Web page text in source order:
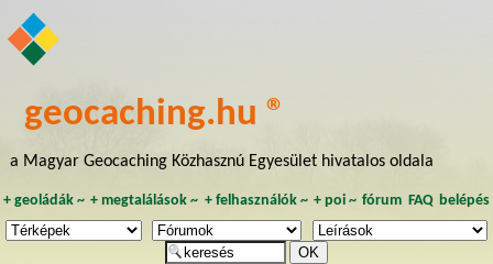
geocaching.hu ®
a Magyar Geocaching Közhasznú Egyesület hivatalos oldala
+ geoládák~ +megtalálások ~ + felhasználók~ + poi~ fórum FAQ belépés